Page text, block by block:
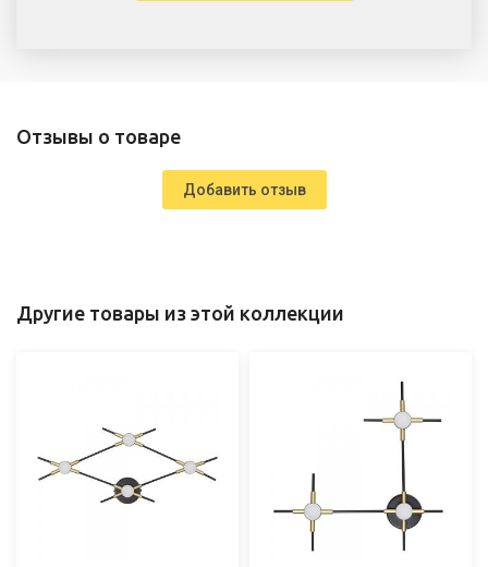
Отзывы о товаре
Добавить отзыв
Другие товары из этой коллекции